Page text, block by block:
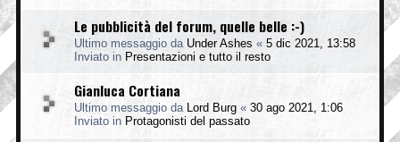
Le pubblicità del forum, quelle belle :-)
Ultimo messaggio da Under Ashes « 5 dic 2021, 13:58
Inviato in Presentazioni e tutto il resto
Gianluca Cortiana
Ultimo messaggio da Lord Burg « 30 ago 2021, 1:06
Inviato in Protagonisti del passato